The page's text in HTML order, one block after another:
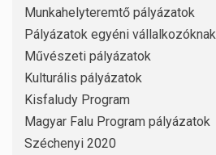
Munkahelyteremtő pályázatok
Pályázatok egyéni vállalkozóknak
Művészeti pályázatok
Kulturális pályázatok
Kisfaludy Program
Magyar Falu Program pályázatok
Széchenyi 2020